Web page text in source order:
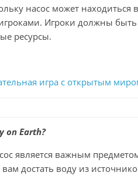
насос может
Игроки должны
ресурсы.
игра с открытым
on Earth?
является важным
вам достать воду из